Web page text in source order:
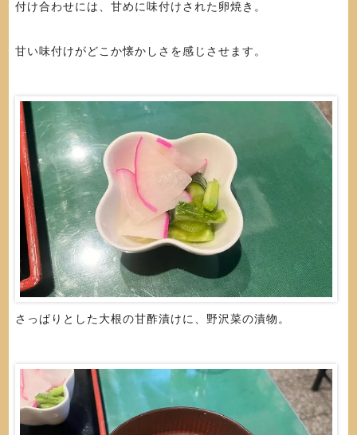
付け合わせには、甘めに味付けされた卵焼き。
甘い味付けがどこか懐かしさを感じさせます。
さっぱりとした大根の甘酢漬けに、野沢菜の漬物。